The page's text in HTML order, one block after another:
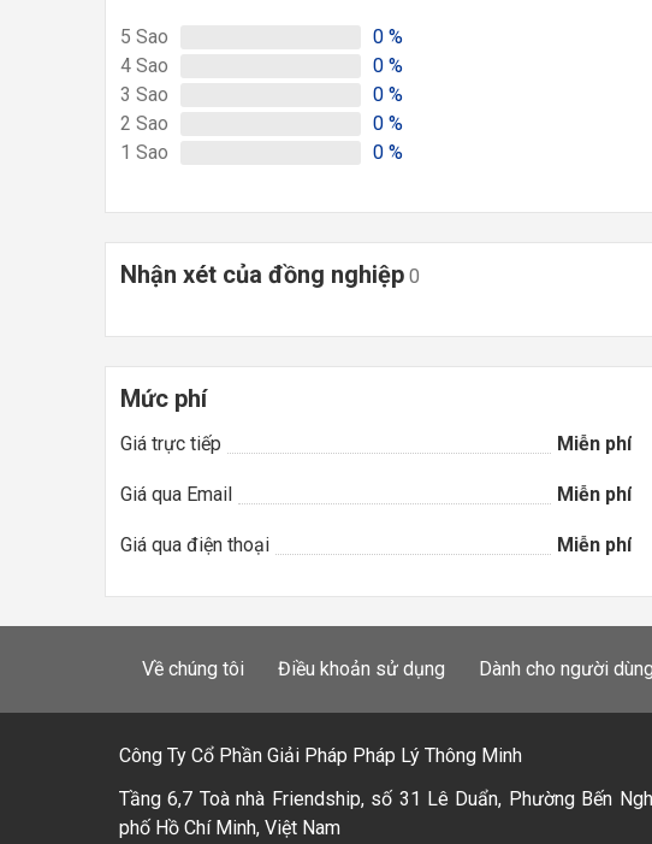
5 Sao 0 %
4 Sao 0 %
3 Sao 0 %
2 Sao 0 %
1 Sao 0 %
Nhận xét của đồng nghiệp 0
Mức phí
Giá trực tiếp Miễn phí
Giá qua Email Miễn phí
Giá qua điện thoại Miễn phí
Về chúng tôi Điều khoản sử dụng Dành cho người dùng
Công Ty Cổ Phần Giải Pháp Pháp Lý Thông Minh
Tầng 6,7 Toà nhà Friendship, số 31 Lê Duẩn, Phường Bến
phố Hồ Chí Minh, Việt Nam